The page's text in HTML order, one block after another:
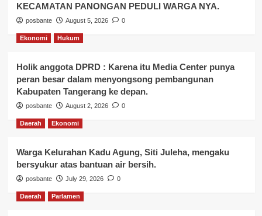
KECAMATAN PANONGAN PEDULI WARGA NYA.
posbante August 5, 2026 0
Ekonomi Hukum
Holik anggota DPRD : Karena itu Media Center punya
peran besar dalam menyongsong pembangunan
Kabupaten Tangerang ke depan.
posbante August 2, 2026 0
Daerah Ekonomi
Warga Kelurahan Kadu Agung, Siti Juleha, mengaku
bersyukur atas bantuan air bersih.
posbante July 29, 2026 0
Daerah Parlamen